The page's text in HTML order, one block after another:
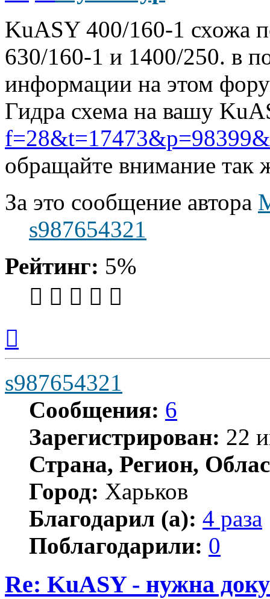
KuASY 400/160-1 схожа
630/160-1 и 1400/250. в
информации на этом
Гидра схема на вашу
обращайте внимание
За это сообщение автора
s987654321
Рейтинг: 5%
началу
s987654321
Сообщения: 6
Зарегистрирован: 22
Страна, Регион,
Город: Харьков
Благодарил (а): 4 раза
Поблагодарили: 0
Re: KuASY - нужна